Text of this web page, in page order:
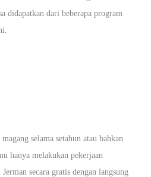
didapatkan dari beberapa program
selama setahun atau bahkan
hanya melakukan pekerjaan
secara gratis dengan langsung